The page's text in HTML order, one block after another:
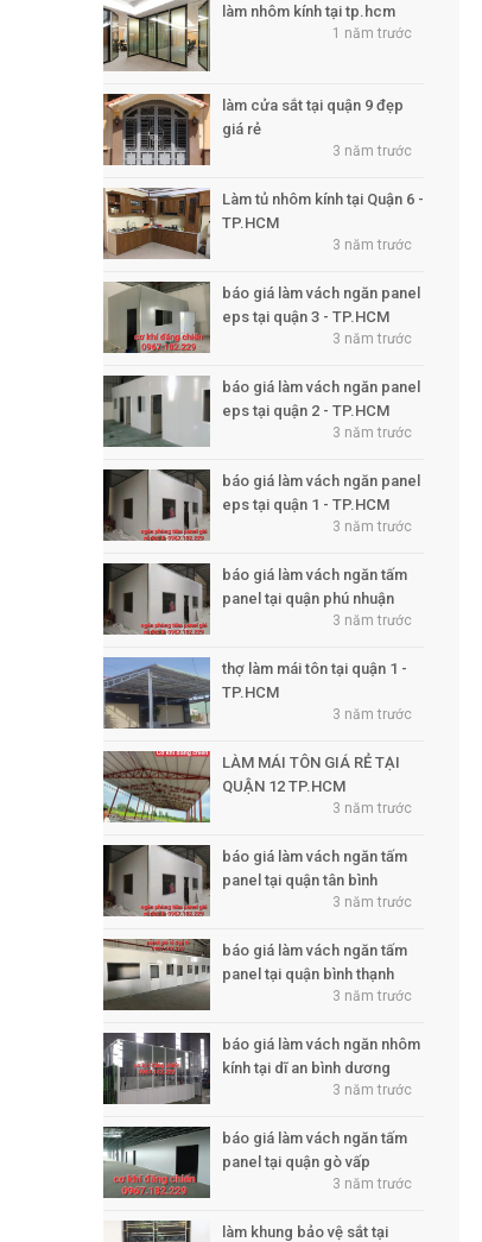
làm nhôm kính tại tp.hcm
1 năm trước
làm cửa sắt tại quận 9 đẹp
giá rẻ
3 năm trước
Làm tủ nhôm kính tại Quận 6 -
TP.HCM
3 năm trước
báo giá làm vách ngăn panel
eps tại quận 3 - TP.HCM
3 năm trước
báo giá làm vách ngăn panel
eps tại quận 2 - TP.HCM
3 năm trước
báo giá làm vách ngăn panel
eps tại quận 1 - TP.HCM
3 năm trước
báo giá làm vách ngăn tấm
panel tại quận phú nhuận
3 năm trước
thợ làm mái tôn tại quận 1 -
TP.HCM
3 năm trước
LÀM MÁI TÔN GIÁ RẺ TẠI
QUẬN 12 TP.HCM
3 năm trước
báo giá làm vách ngăn tấm
panel tại quận tân bình
3 năm trước
báo giá làm vách ngăn tấm
panel tại quận bình thạnh
3 năm trước
báo giá làm vách ngăn nhôm
kính tại dĩ an bình dương
3 năm trước
báo giá làm vách ngăn tấm
panel tại quận gò vấp
3 năm trước
làm khung bảo vệ sắt tại